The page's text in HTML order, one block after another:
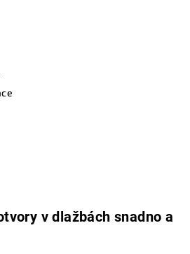
v dlažbách snadno a